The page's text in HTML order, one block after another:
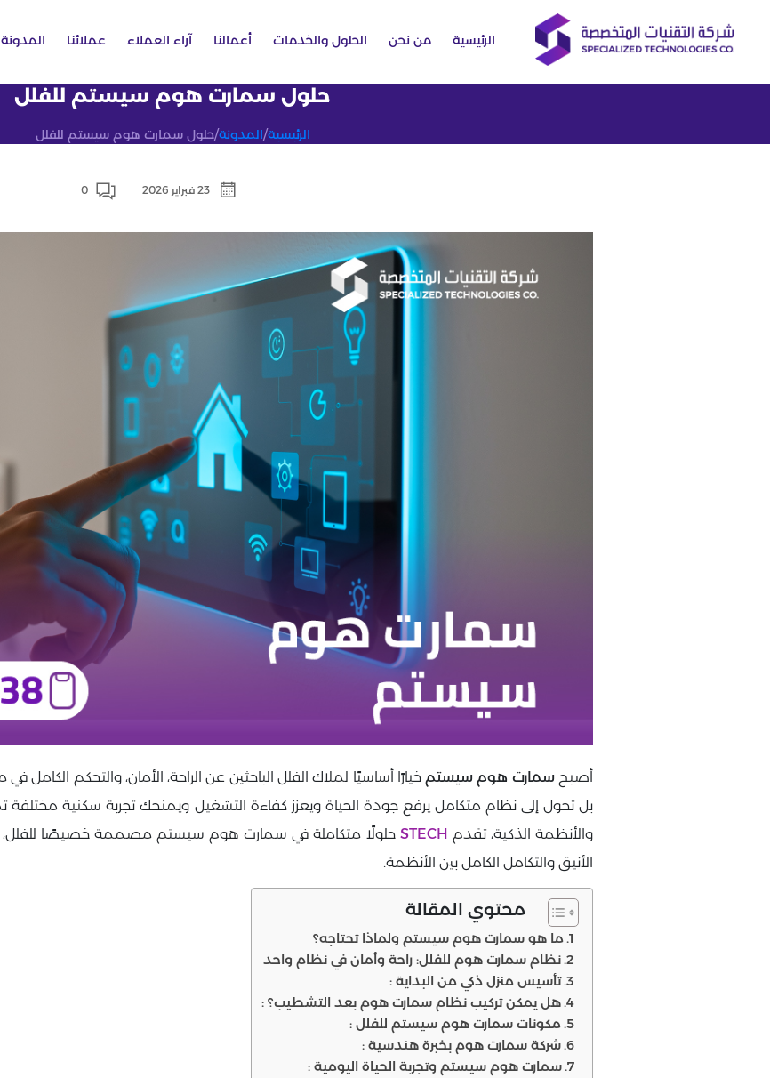
الرئيسية من نحن الحلول والخدمات أعمالنا آراء العملاء عملائنا المدونة
حلول سمارت هوم سيستم للفلل
الرئيسية/المدونة/حلول سمارت هوم سيستم للفلل
23 فبراير 2026 0
أصبحسمارت هوم سيستم خيارًا أساسيًا لملاك الفلل الباحثين عن الراحة، الأمان، والتحكم الكامل
بل تحول إلى نظام متكامل يرفع جودة الحياة ويعزز كفاءة التشغيل ويمنحك تجربة سكنية مختلفة
والأنظمة الذكية، تقدم STECH حلولًا متكاملة في سمارت هوم سيستم مصممة خصيصًا للفلل،
الأنيق والتكامل الكامل بين الأنظمة.
محتوي المقالة
ما هو سمارت هوم سيستم ولماذا تحتاجه؟
نظام سمارت هوم للفلل: راحة وأمان في نظام واحد
تأسيس منزل ذكي من البداية :
هل يمكن تركيب نظام سمارت هوم بعد التشطيب؟ :
مكونات سمارت هوم سيستم للفلل :
شركة سمارت هوم بخبرة هندسية :
سمارت هوم سيستم وتجربة الحياة اليومية :